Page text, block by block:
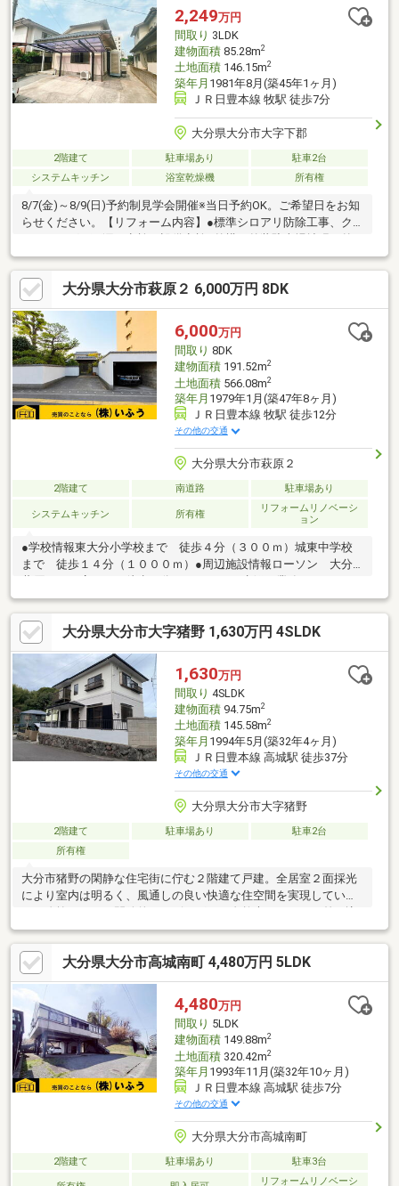
2,249万円
間取り 3LDK
建物面積85.28m2
土地面積146.15m2
築年月 1981年8月(築45年1ヶ月)
ＪＲ日豊本線 牧駅 徒歩7分
大分県大分市大字下郡
2階建て 駐車場あり
駐車2台
システムキッチン
浴室乾燥機 所有権
8/7(金)～8/9(日)予約制見学会開催※当日予約OK。ご希望日をお知
らせください。【リフォーム内容】●標準シロアリ防除工事、ク
リーニング、雨漏り点検、設備点検●外構・外装駐車場拡張、外
壁屋根塗装●水回りシステムキッチン交換、ユニットバス交換、
トイレ交換、洗面化粧台交換●内装間取変更、玄関扉交換、室内
ドア交換、床材上張り、シューズボックス交換、クロス張替え●
その他設備インターホン設置、火災警報器設置、照明器具交換
【おすすめポイント】・耐震適合証明書を取得すれば（要別途費
用）、条件により住宅ローン減税や不動産取得税減税の対象にな
ります・雨漏り、構造上主
大分県大分市萩原２ 6,000万円 8DK
6,000万円
間取り 8DK
建物面積191.52m2
土地面積566.08m2
築年月 1979年1月(築47年8ヶ月)
ＪＲ日豊本線 牧駅 徒歩12分
その他の交通
大分県大分市萩原２
2階建て 南道路 駐車場あり
システムキッチン 所有権
リフォームリノベーシ
ョン
●学校情報東大分小学校まで 徒歩４分（３００ｍ）城東中学校
まで 徒歩１４分（１０００ｍ）●周辺施設情報ローソン 大分
萩原店まで 徒歩６分（４５０ｍ）●ハザードマップ情報当物件
は洪水ハザードマップにおいて、３ｍ未満の浸水想定区域に含ま
れています。＼土日祝日も営業中！／＜メール登録で優先的に新
着物件配信可能です！＞不動産売買は『株式会社いふう』にお任
せください！株式会社いふう〒８７０－００４４ 大分市舞鶴町
１－３－３０ＴＥＬ：０９７－５３３－２０２２ ＦＡＸ：０９
７－５２９－７１６０
大分県大分市大字猪野 1,630万円 4SLDK
1,630万円
間取り 4SLDK
建物面積94.75m2
土地面積145.58m2
築年月 1994年5月(築32年4ヶ月)
ＪＲ日豊本線 高城駅 徒歩37分
その他の交通
大分県大分市大字猪野
2階建て 駐車場あり
駐車2台
所有権
大分市猪野の閑静な住宅街に佇む２階建て戸建。全居室２面採光
により室内は明るく、風通しの良い快適な住空間を実現していま
す。吹抜けのある開放的なリビングは、自然光がたっぷり差し込
み、広がりを感じられる魅力的な空間です。部屋数も確保されて
おり、ファミリーにもおすすめ。落ち着いた環境で、ゆとりある
戸建ライフをお楽しみいただけます。
大分県大分市高城南町 4,480万円 5LDK
4,480万円
間取り 5LDK
建物面積149.88m2
土地面積320.42m2
築年月 1993年11月(築32年10ヶ月)
ＪＲ日豊本線 高城駅 徒歩7分
その他の交通
大分県大分市高城南町
2階建て 駐車場あり 駐車3台
リフォームリノベーシ